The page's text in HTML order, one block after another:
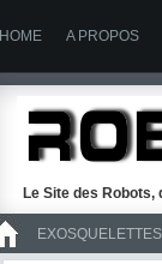
HOME A PROPOS
Le Site des
EXOSQUELETTES